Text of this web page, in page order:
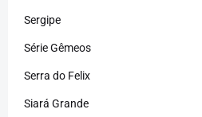
Sergipe
Série Gêmeos
Serra do Felix
Siará Grande